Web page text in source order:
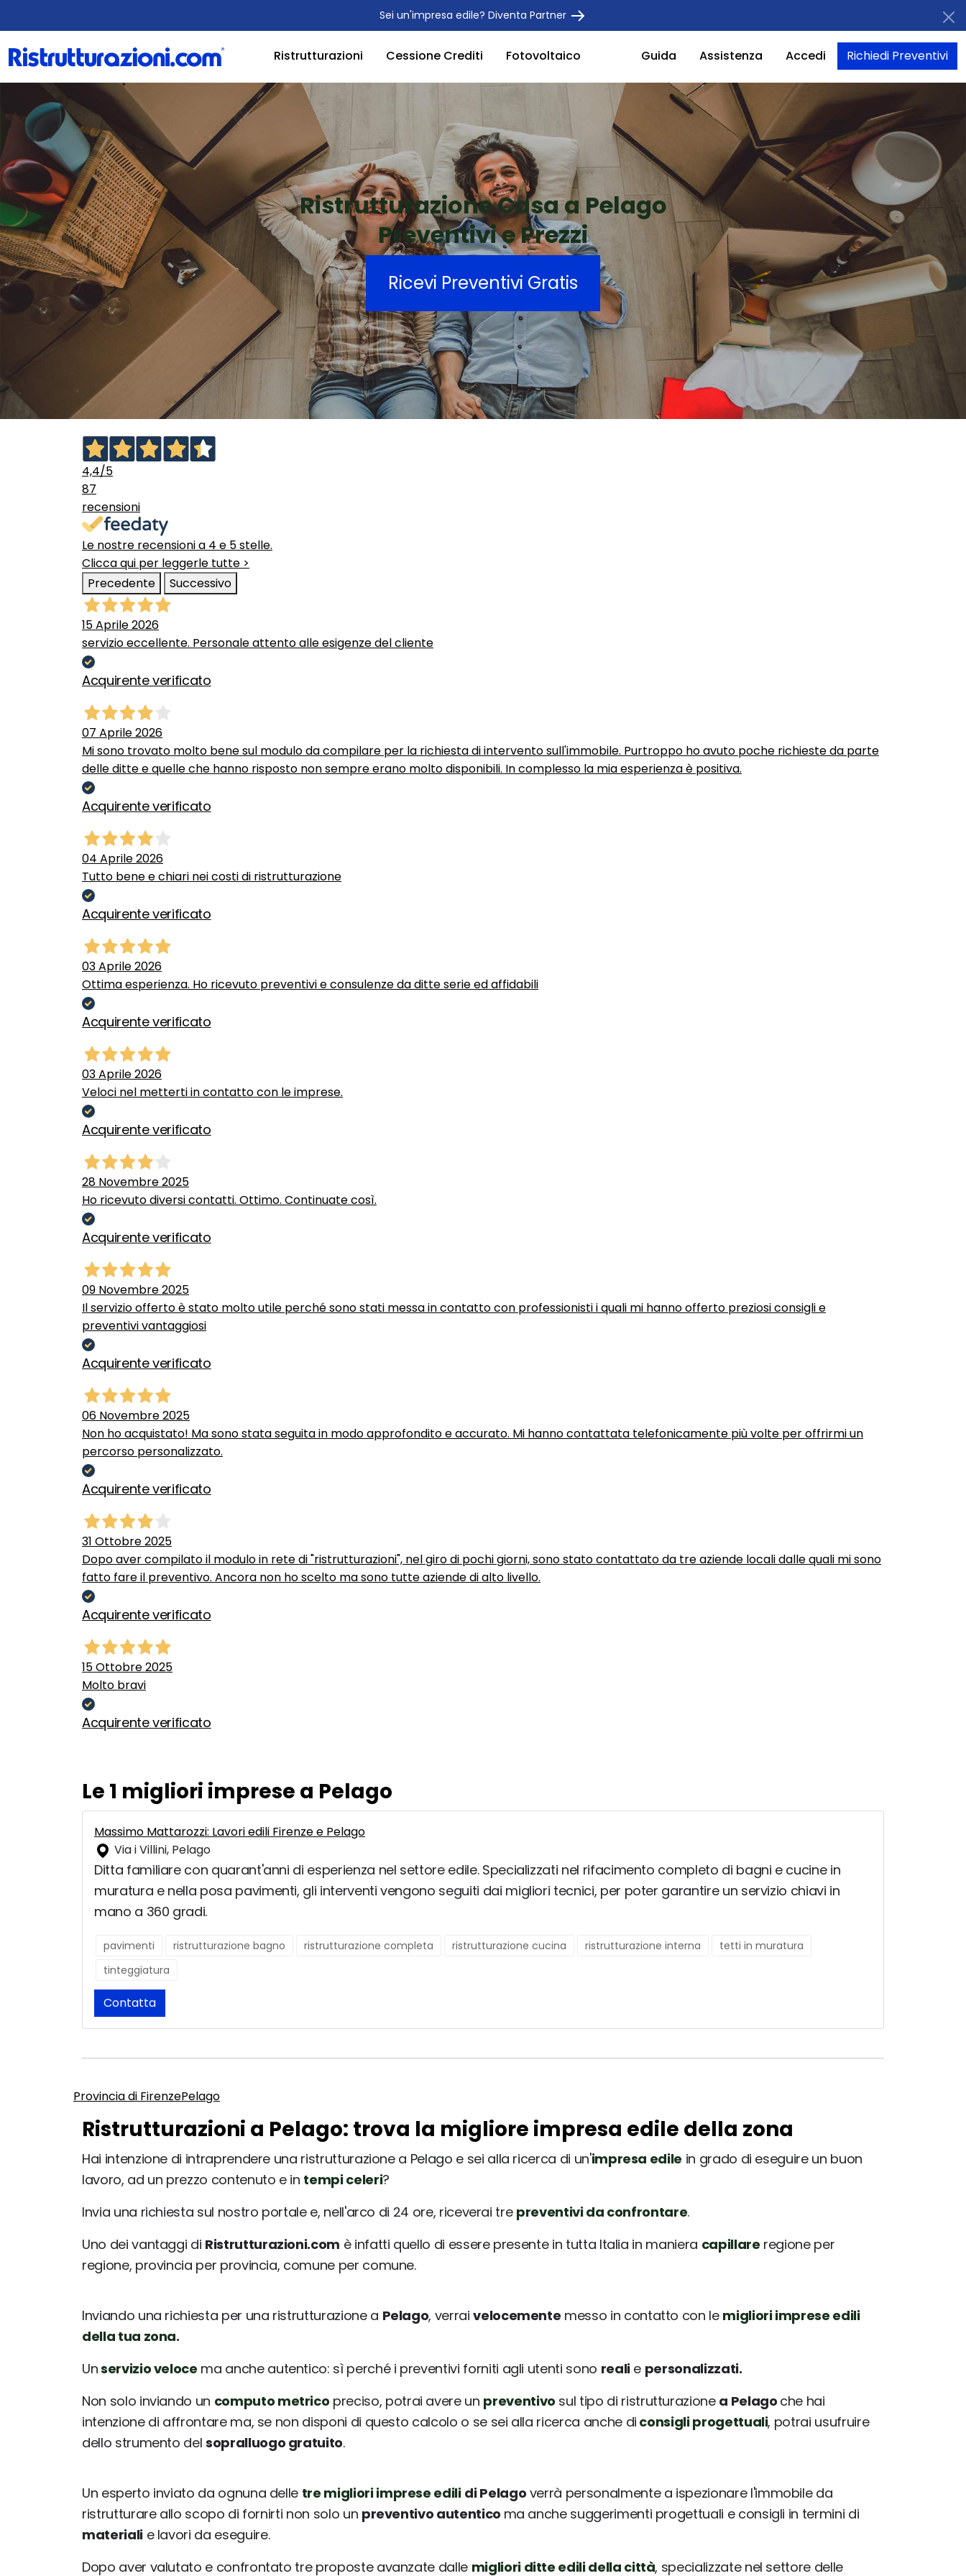
Sei un'impresa edile? Diventa Partner
Ristrutturazioni Cessione Crediti Fotovoltaico Guida Assistenza Accedi Richiedi Preventivi
Ristrutturazione Casa a Pelago
Preventivi e Prezzi
Ricevi Preventivi Gratis
4,4/5
87
recensioni
Le nostre recensioni a 4 e 5 stelle.
Clicca qui per leggerle tutte >
Precedente
Successivo
15 Aprile 2026
servizio eccellente. Personale attento alle esigenze del cliente
Acquirente verificato
07 Aprile 2026
Mi sono trovato molto bene sul modulo da compilare per la richiesta di intervento sull'immobile. Purtroppo ho avuto poche richieste da parte
delle ditte e quelle che hanno risposto non sempre erano molto disponibili. In complesso la mia esperienza è positiva.
Acquirente verificato
04 Aprile 2026
Tutto bene e chiari nei costi di ristrutturazione
Acquirente verificato
03 Aprile 2026
Ottima esperienza. Ho ricevuto preventivi e consulenze da ditte serie ed affidabili
Acquirente verificato
03 Aprile 2026
Veloci nel metterti in contatto con le imprese.
Acquirente verificato
28 Novembre 2025
Ho ricevuto diversi contatti. Ottimo. Continuate così.
Acquirente verificato
09 Novembre 2025
Il servizio offerto è stato molto utile perché sono stati messa in contatto con professionisti i quali mi hanno offerto preziosi consigli e
preventivi vantaggiosi
Acquirente verificato
06 Novembre 2025
Non ho acquistato! Ma sono stata seguita in modo approfondito e accurato. Mi hanno contattata telefonicamente più volte per offrirmi un
percorso personalizzato.
Acquirente verificato
31 Ottobre 2025
Dopo aver compilato il modulo in rete di "ristrutturazioni", nel giro di pochi giorni, sono stato contattato da tre aziende locali dalle quali mi sono
fatto fare il preventivo. Ancora non ho scelto ma sono tutte aziende di alto livello.
Acquirente verificato
15 Ottobre 2025
Molto bravi
Acquirente verificato
Le 1 migliori imprese a Pelago
Massimo Mattarozzi: Lavori edili Firenze e Pelago
Via i Villini, Pelago
Ditta familiare con quarant'anni di esperienza nel settore edile. Specializzati nel rifacimento completo di bagni e cucine in
muratura e nella posa pavimenti, gli interventi vengono seguiti dai migliori tecnici, per poter garantire un servizio chiavi in
mano a 360 gradi.
pavimenti ristrutturazione bagno ristrutturazione completa ristrutturazione cucina ristrutturazione interna
tetti in muratura
tinteggiatura
Contatta
Provincia di FirenzePelago
Ristrutturazioni a Pelago: trova la migliore impresa edile della zona
Hai intenzione di intraprendere una ristrutturazione a Pelago e sei alla ricerca di un'impresa edile in grado di eseguire un buon
lavoro, ad un prezzo contenuto e in tempi celeri?
Invia una richiesta sul nostro portale e, nell'arco di 24 ore, riceverai tre preventivi da confrontare.
Uno dei vantaggi di Ristrutturazioni.com è infatti quello di essere presente in tutta Italia in maniera capillare regione per
regione, provincia per provincia, comune per comune.
Inviando una richiesta per una ristrutturazione a Pelago, verraivelocemente messo in contatto con le migliori imprese edili
della tua zona.
Unservizio veloce ma anche autentico: sì perché i preventivi forniti agli utenti sono realie personalizzati.
Non solo inviando un computo metrico preciso, potrai avere un preventivo sul tipo di ristrutturazione a Pelago che hai
intenzione di affrontare ma, se non disponi di questo calcolo o se sei alla ricerca anche di consigli progettuali, potrai usufruire
dello strumento del sopralluogo gratuito.
Un esperto inviato da ognuna delle tre migliori imprese edili di Pelago verrà personalmente a ispezionare l'immobile da
ristrutturare allo scopo di fornirti non solo un preventivo autentico ma anche suggerimenti progettuali e consigli in termini di
materialie lavori da eseguire.
Dopo aver valutato e confrontato tre proposte avanzate dalle migliori ditte edili della città, specializzate nel settore delle